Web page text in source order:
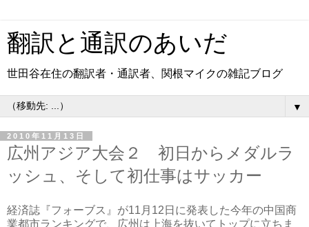
翻訳と通訳のあいだ
世田谷在住の翻訳者・通訳者、関根マイクの雑記ブログ
▼
2010年11月13日
広州アジア大会２ 初日からメダルラ
ッシュ、そして初仕事はサッカー
経済誌『フォーブス』が11月12日に発表した今年の中国商
業都市ランキングで、広州は上海を抜いてトップに立ちま